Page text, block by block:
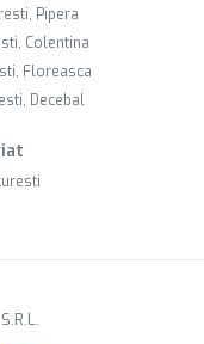
Pipera
Colentina
Floreasca
Decebal